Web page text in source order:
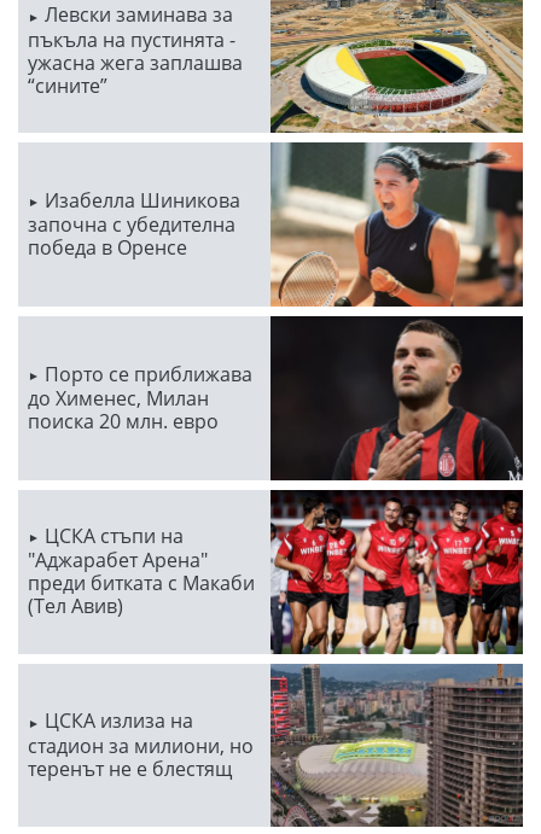
Левски заминава за
пъкъла на пустинята -
ужасна жега заплашва
“сините”
Изабелла Шиникова
започна с убедителна
победа в Оренсе
Порто се приближава
до Хименес, Милан
поиска 20 млн. евро
ЦСКА стъпи на
"Аджарабет Арена"
преди битката с Макаби
(Тел Авив)
ЦСКА излиза на
стадион за милиони, но
теренът не е блестящ